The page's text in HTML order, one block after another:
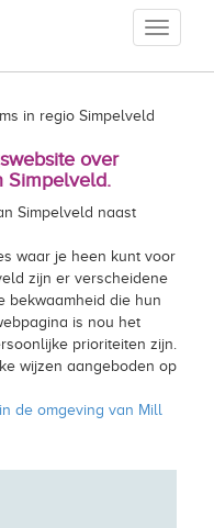
Toggle
in regio Simpelveld
over
Simpelveld.
Simpelveld naast
waar je heen kunt voor
zijn er verscheidene
bekwaamheid die hun
is nou het
prioriteiten zijn.
wijzen aangeboden op
de omgeving van Mill